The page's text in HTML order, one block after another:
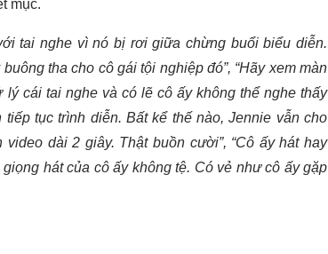
mục.
tai nghe vì nó bị rơi giữa chừng buổi biểu diễn.
tha cho cô gái tội nghiệp đó”, “Hãy xem màn
cái tai nghe và có lẽ cô ấy không thể nghe thấy
tục trình diễn. Bất kể thế nào, Jennie vẫn cho
dài 2 giây. Thật buồn cười”, “Cô ấy hát hay
hát của cô ấy không tệ. Có vẻ như cô ấy gặp